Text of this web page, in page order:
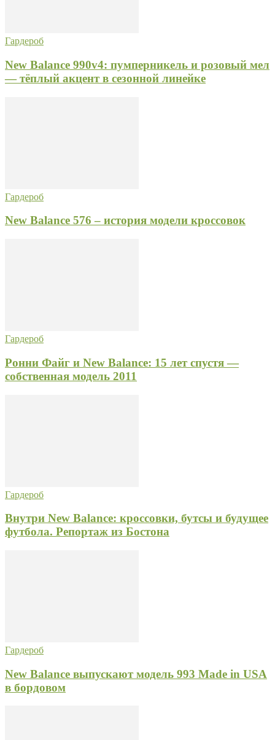
Гардероб
New Balance 990v4: пумперникель и розовый мел
— тёплый акцент в сезонной линейке
Гардероб
New Balance 576 – история модели кроссовок
Гардероб
Ронни Файг и New Balance: 15 лет спустя —
собственная модель 2011
Гардероб
Внутри New Balance: кроссовки, бутсы и будущее
футбола. Репортаж из Бостона
Гардероб
New Balance выпускают модель 993 Made in USA
в бордовом